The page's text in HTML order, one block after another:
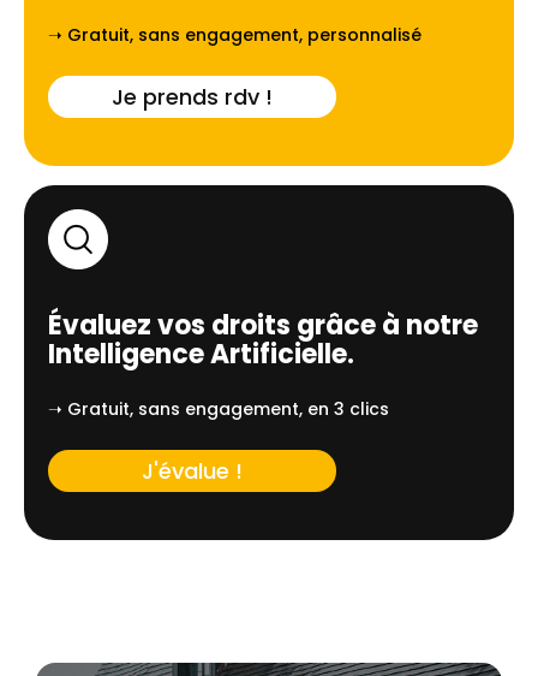
➝ Gratuit, sans engagement, personnalisé
Je prends rdv !
Évaluez vos droits grâce à notre
Intelligence Artificielle.
➝ Gratuit, sans engagement, en 3 clics
J'évalue !